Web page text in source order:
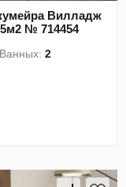
Вилладж
№ 714454
Ванных:2